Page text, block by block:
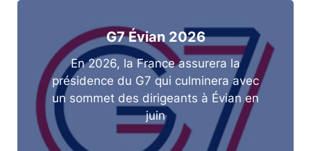
G7 Évian 2026
En 2026, la France assurera la
présidence du G7 qui culminera avec
un sommet des dirigeants à Évian en
juin